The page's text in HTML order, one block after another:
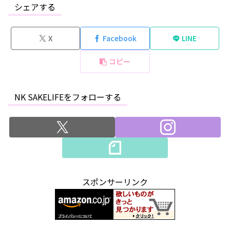
シェアする
X Facebook LINE
コピー
NK SAKELIFEをフォローする
スポンサーリンク